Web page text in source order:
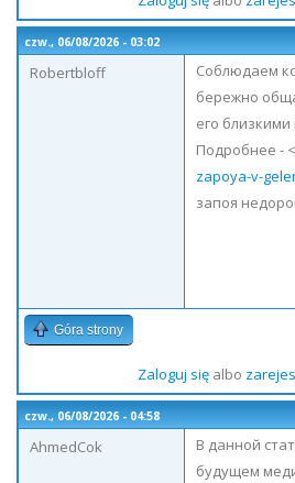
czw., 06/08/2026 - 03:02
Robertbloff
Соблюдаем
бережно
его
Подробнее -
zapoya-v-
запоя
Góra strony
Zaloguj sięalbo
czw., 06/08/2026 - 04:58
AhmedCok
В данной
будущем